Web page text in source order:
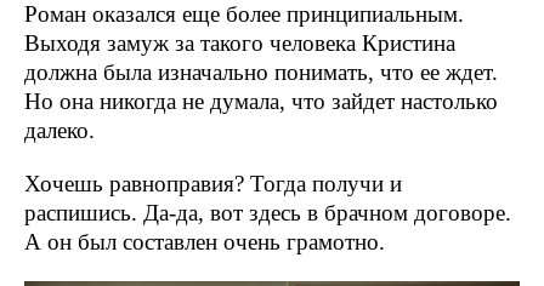
Роман оказался еще более принципиальным.
Выходя замуж за такого человека Кристина
должна была изначально понимать, что ее ждет.
Но она никогда не думала, что зайдет настолько
далеко.
Хочешь равноправия? Тогда получи и
распишись. Да-да, вот здесь в брачном договоре.
А он был составлен очень грамотно.